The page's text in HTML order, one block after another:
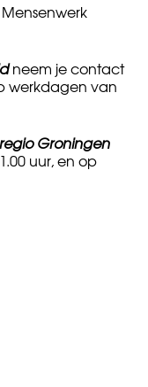
neem je contact
werkdagen van
Groningen
uur, en op